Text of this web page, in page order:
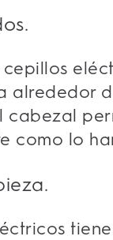
alrededor
como lo